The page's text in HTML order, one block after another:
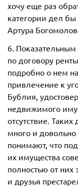
хочу еще раз
категории дел
Артура
6.
по договору
подробно о нем
привлечение к
Бублия,
недвижимого
отсутствие.
много и
понимают, что
их имущества
полностью от
и друзья